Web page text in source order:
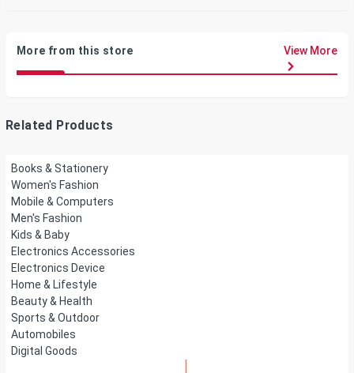
More from this store View More
Related Products
Books & Stationery
Women's Fashion
Mobile & Computers
Men's Fashion
Kids & Baby
Electronics Accessories
Electronics Device
Home & Lifestyle
Beauty & Health
Sports & Outdoor
Automobiles
Digital Goods